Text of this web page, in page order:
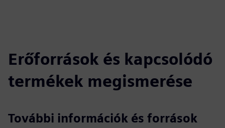
Erőforrások és kapcsolódó
termékek megismerése
További információk és források